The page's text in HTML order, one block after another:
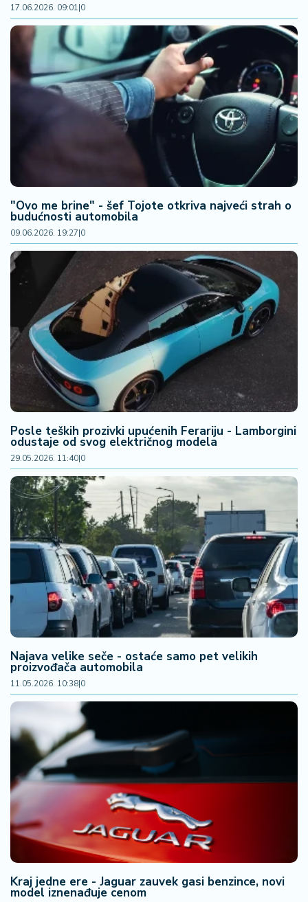
17.06.2026. 09:01|0
"Ovo me brine" - šef Tojote otkriva najveći strah o
budućnosti automobila
09.06.2026. 19:27|0
Posle teških prozivki upućenih Ferariju - Lamborgini
odustaje od svog električnog modela
29.05.2026. 11:40|0
Najava velike seče - ostaće samo pet velikih
proizvođača automobila
11.05.2026. 10:38|0
Kraj jedne ere - Jaguar zauvek gasi benzince, novi
model iznenađuje cenom